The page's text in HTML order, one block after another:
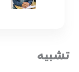
تشبیه